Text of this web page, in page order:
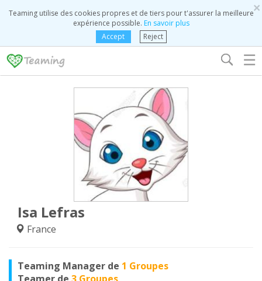
×
Teaming utilise des cookies propres et de tiers pour t'assurer la meilleure
expérience possible. En savoir plus
Accept
Reject
☰
Isa Lefras
France
Teaming Manager de 1 Groupes